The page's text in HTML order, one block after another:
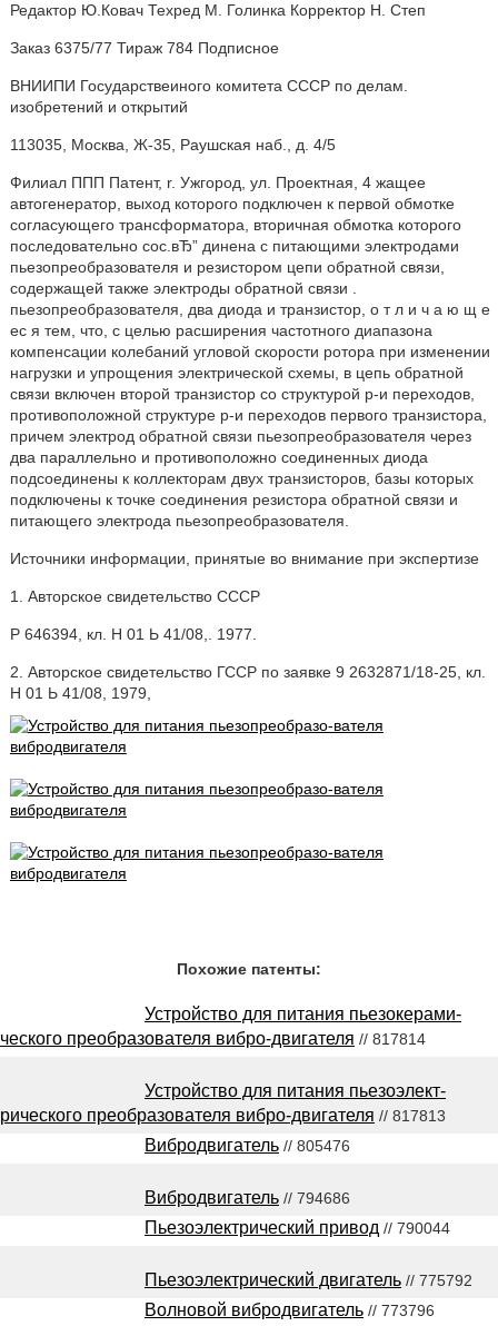
Редактор Ю.Ковач Техред М. Голинка Корректор Н. Степ
Заказ 6375/77 Тираж 784 Подписное
ВНИИПИ Государствеиного комитета СССР по делам.
изобретений и открытий
113035, Москва, Ж-35, Раушская наб., д. 4/5
Филиал ППП Патент, r. Ужгород, ул. Проектная, 4 жащее
автогенератор, выход которого подключен к первой обмотке
согласующего трансформатора, вторичная обмотка которого
последовательно сос.вЂ” динена с питающими электродами
пьезопреобразователя и резистором цепи обратной связи,
содержащей также электроды обратной связи .
пьезопреобразователя, два диода и транзистор, о т л и ч а ю щ е
ес я тем, что, с целью расширения частотного диапазона
компенсации колебаний угловой скорости ротора при изменении
нагрузки и упрощения электрической схемы, в цепь обратной
связи включен второй транзистор со структурой р-и переходов,
противоположной структуре р-и переходов первого транзистора,
причем электрод обратной связи пьезопреобразователя через
два параллельно и противоположно соединенных диода
подсоединены к коллекторам двух транзисторов, базы которых
подключены к точке соединения резистора обратной связи и
питающего электрода пьезопреобразователя.
Источники информации, принятые во внимание при экспертизе
1. Авторское свидетельство СССР
Р 646394, кл. Н 01 Ь 41/08,. 1977.
2. Авторское свидетельство ГССР по заявке 9 2632871/18-25, кл.
Н 01 Ь 41/08, 1979,
Похожие патенты:
Устройство для питания пьезокерами-
ческого преобразователя вибро-двигателя // 817814
Устройство для питания пьезоэлект-
рического преобразователя вибро-двигателя // 817813
Вибродвигатель // 805476
Вибродвигатель // 794686
Пьезоэлектрический привод // 790044
Пьезоэлектрический двигатель // 775792
Волновой вибродвигатель // 773796